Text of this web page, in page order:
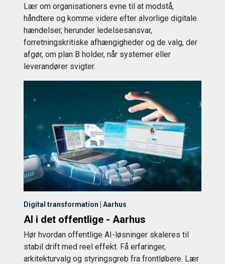
Lær om organisationers evne til at modstå,
håndtere og komme videre efter alvorlige digitale
hændelser, herunder ledelsesansvar,
forretningskritiske afhængigheder og de valg, der
afgør, om plan B holder, når systemer eller
leverandører svigter.
Digital transformation | Aarhus
AI i det offentlige - Aarhus
Hør hvordan offentlige AI-løsninger skaleres til
stabil drift med reel effekt. Få erfaringer,
arkitekturvalg og styringsgreb fra frontløbere. Lær